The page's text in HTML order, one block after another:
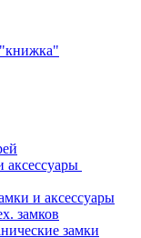
аксессуары
и аксессуары
замков
замки